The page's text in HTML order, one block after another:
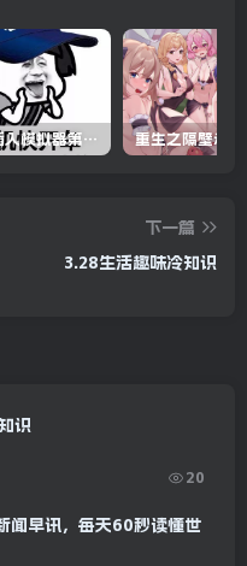
预报图
螺丝式插入模拟器第5代/NejicomiSimulator.Vol.5.v1.0.2
下一篇
3.28生活趣味冷知识
识
20
闻早讯，每天60秒读懂世